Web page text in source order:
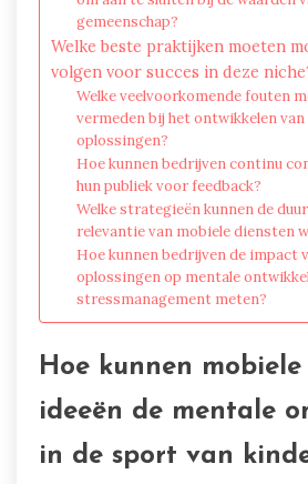
gemeenschap?
Welke beste praktijken moeten
volgen voor succes in deze
Welke veelvoorkomende fouten
vermeden bij het ontwikkelen
oplossingen?
Hoe kunnen bedrijven continu
hun publiek voor feedback?
Welke strategieën kunnen de
relevantie van mobiele diensten
Hoe kunnen bedrijven de impact
oplossingen op mentale
stressmanagement meten?
Hoe kunnen
ideeën de mentale
in de sport van